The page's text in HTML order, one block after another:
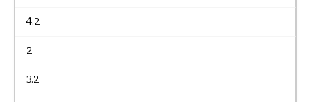
4.2
2
3.2